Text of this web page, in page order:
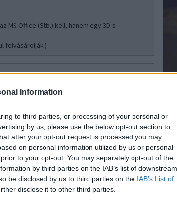
Information
to third parties, or processing of your personal or
by us, please use the below opt-out section to
after your opt-out request is processed you may
on personal information utilized by us or personal
to your opt-out. You may separately opt-out of the
by third parties on the IAB’s list of downstream
be disclosed by us to third parties on the IAB’s List of
disclose it to other third parties.
M$ Office (Stb.) kell, hanem egy 3D-s
felvásárolják!)
Origo meg az iWiW. Izé, miért is? 2009.03.27 12:25:00
valami médiahack. Pár napja jelent meg a
Aztán ma kaptam egy másik
szerint: Természetvédelmi…..
'kajál'!